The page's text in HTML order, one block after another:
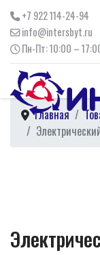
+7 922 114-24-94
info@intersbyt.ru
Пн-Пт: 10:00 –
Главная